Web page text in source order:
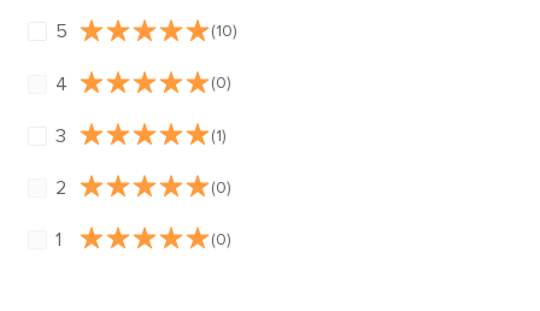
5 (10)
4 (0)
3 (1)
2 (0)
1 (0)